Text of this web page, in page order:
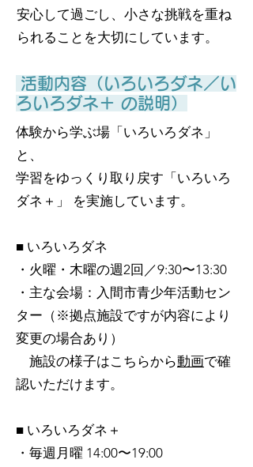
安心して過ごし、小さな挑戦を重ね
られることを大切にしています。
活動内容（いろいろダネ／い
ろいろダネ＋ の説明）
体験から学ぶ場「いろいろダネ」
と、
学習をゆっくり取り戻す「いろいろ
ダネ＋」 を実施しています。
■ いろいろダネ
・火曜・木曜の週2回／9:30〜13:30
・主な会場：入間市青少年活動セン
ター（※拠点施設ですが内容により
変更の場合あり）
施設の様子はこちらから動画で確
認いただけます。
■ いろいろダネ＋
・毎週月曜 14:00〜19:00